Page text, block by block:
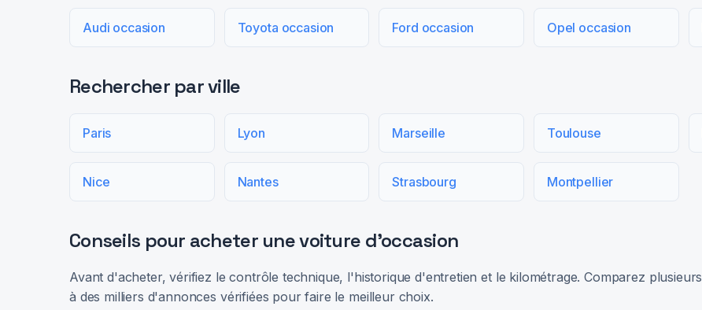
Audi occasion Toyota occasion Ford occasion Opel occasion
Rechercher par ville
Paris Lyon Marseille Toulouse
Nice Nantes Strasbourg Montpellier
Conseils pour acheter une voiture d'occasion
Avant d'acheter, vérifiez le contrôle technique, l'historique d'entretien et le kilométrage. Comparez
à des milliers d'annonces vérifiées pour faire le meilleur choix.